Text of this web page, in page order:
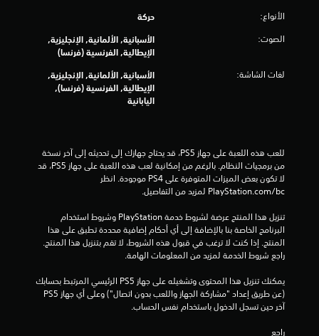
الأنواع: حركة
الصوت:
الأسبانية, الألمانية, الإنجليزية,
الإيطالية, الفرنسية (فرنسا)
لغات الشاشة:
الأسبانية, الألمانية, الإنجليزية,
الإيطالية, الفرنسية (فرنسا),
اليابانية
‎PlayStation.com/bc لمزيد من التفاصيل.
راجع شروط الخدمة لمزيد من المعلومات الهامة.
آخر حين تسجل الدخول باستخدام نفس الحساب.
راجع